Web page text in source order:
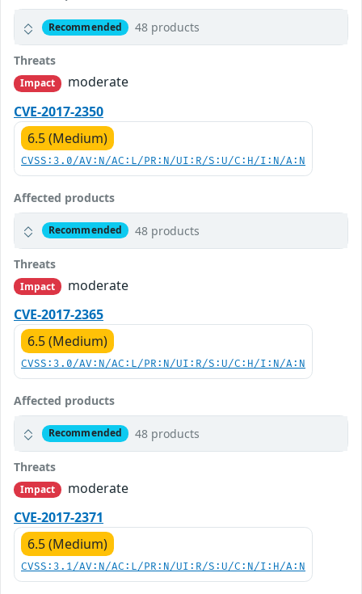
Recommended 48 products
Threats
Impact
moderate
CVE-2017-2350
6.5 (Medium)
CVSS:3.0/AV:N/AC:L/PR:N/UI:R/S:U/C:H/I:N/A:N
Affected products
Recommended 48 products
Threats
Impact
moderate
CVE-2017-2365
6.5 (Medium)
CVSS:3.0/AV:N/AC:L/PR:N/UI:R/S:U/C:H/I:N/A:N
Affected products
Recommended 48 products
Threats
Impact
moderate
CVE-2017-2371
6.5 (Medium)
CVSS:3.1/AV:N/AC:L/PR:N/UI:R/S:U/C:N/I:H/A:N